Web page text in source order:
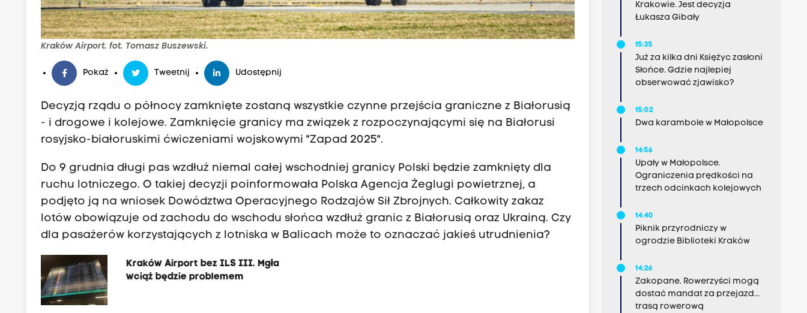
Kraków Airport. fot. Tomasz Buszewski.
Pokaż Tweetnij Udostępnij
Decyzją rządu o północy zamknięte zostaną wszystkie czynne przejścia graniczne z Białorusią
- i drogowe i kolejowe. Zamknięcie granicy ma związek z rozpoczynającymi się na Białorusi
rosyjsko-białoruskimi ćwiczeniami wojskowymi "Zapad 2025".
Do 9 grudnia długi pas wzdłuż niemal całej wschodniej granicy Polski będzie zamknięty dla
ruchu lotniczego. O takiej decyzji poinformowała Polska Agencja Żeglugi powietrznej, a
podjęto ją na wniosek Dowództwa Operacyjnego Rodzajów Sił Zbrojnych. Całkowity zakaz
lotów obowiązuje od zachodu do wschodu słońca wzdłuż granic z Białorusią oraz Ukrainą. Czy
dla pasażerów korzystających z lotniska w Balicach może to oznaczać jakieś utrudnienia?
Kraków Airport bez ILS III. Mgła
wciąż będzie problemem
Krakowie. Jest decyzja
Łukasza Gibały
15:35
Już za kilka dni Księżyc zasłoni
Słońce. Gdzie najlepiej
obserwować zjawisko?
15:02
Dwa karambole w Małopolsce
14:56
Upały w Małopolsce.
Ograniczenia prędkości na
trzech odcinkach kolejowych
14:40
Piknik przyrodniczy w
ogrodzie Biblioteki Kraków
14:26
Zakopane. Rowerzyści mogą
dostać mandat za przejazd...
trasą rowerową